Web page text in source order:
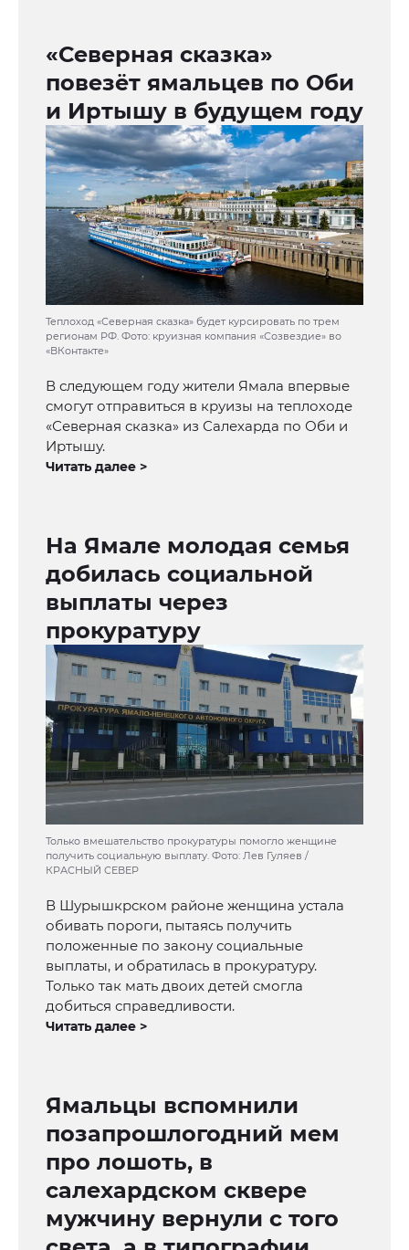
«Северная сказка»
повезёт ямальцев по Оби
и Иртышу в будущем году
Теплоход «Северная сказка» будет курсировать по трем
регионам РФ. Фото: круизная компания «Созвездие» во
«ВКонтакте»
В следующем году жители Ямала впервые
смогут отправиться в круизы на теплоходе
«Северная сказка» из Салехарда по Оби и
Иртышу.
Читать далее >
На Ямале молодая семья
добилась социальной
выплаты через
прокуратуру
Только вмешательство прокуратуры помогло женщине
получить социальную выплату. Фото: Лев Гуляев /
КРАСНЫЙ СЕВЕР
В Шурышкрском районе женщина устала
обивать пороги, пытаясь получить
положенные по закону социальные
выплаты, и обратилась в прокуратуру.
Только так мать двоих детей смогла
добиться справедливости.
Читать далее >
Ямальцы вспомнили
позапрошлогодний мем
про лошоть, в
салехардском сквере
мужчину вернули с того